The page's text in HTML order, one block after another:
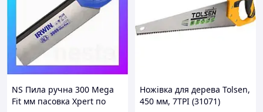
NS Пила ручна 300 Mega
Fit мм пасовка Xpert по
Ножівка для дерева Tolsen,
450 мм, 7TPI (31071)